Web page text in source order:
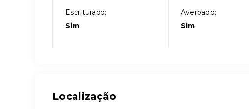
Escriturado:
Sim
Averbado:
Sim
Localização